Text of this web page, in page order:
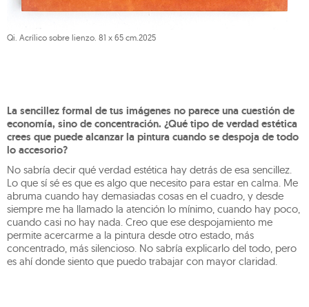
Qi. Acrílico sobre lienzo. 81 x 65 cm.2025
La sencillez formal de tus imágenes no parece una cuestión de
economía, sino de concentración. ¿Qué tipo de verdad estética
crees que puede alcanzar la pintura cuando se despoja de todo
lo accesorio?
No sabría decir qué verdad estética hay detrás de esa sencillez.
Lo que sí sé es que es algo que necesito para estar en calma. Me
abruma cuando hay demasiadas cosas en el cuadro, y desde
siempre me ha llamado la atención lo mínimo, cuando hay poco,
cuando casi no hay nada. Creo que ese despojamiento me
permite acercarme a la pintura desde otro estado, más
concentrado, más silencioso. No sabría explicarlo del todo, pero
es ahí donde siento que puedo trabajar con mayor claridad.